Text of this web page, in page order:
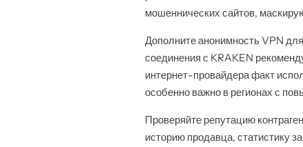
мошеннических сайтов,
Дополните анонимность VPN
соединения с KRAKEN
интернет-провайдера факт
особенно важно в регионах с
Проверяйте репутацию
историю продавца, статистику